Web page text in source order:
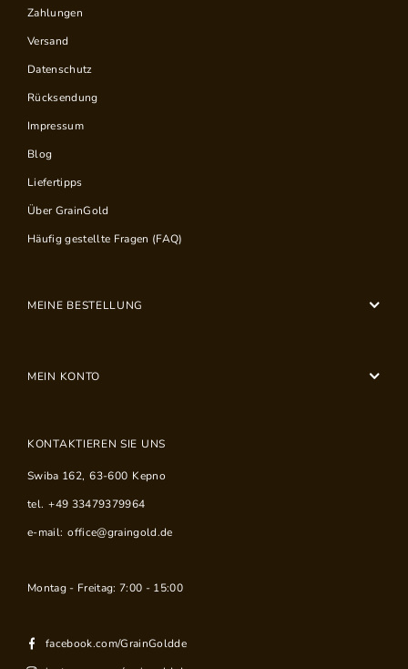
Zahlungen
Versand
Datenschutz
Rücksendung
Impressum
Blog
Liefertipps
Über GrainGold
Häufig gestellte Fragen (FAQ)
MEINE BESTELLUNG
MEIN KONTO
KONTAKTIEREN SIE UNS
Swiba 162, 63-600 Kepno
tel. +49 33479379964
e-mail: office@graingold.de
Montag - Freitag: 7:00 - 15:00
facebook.com/GrainGoldde